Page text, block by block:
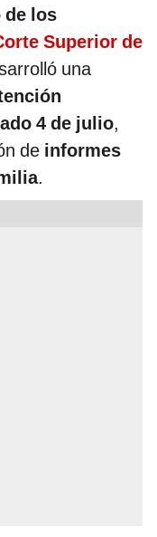
los
Superior de
una
4 de julio,
de informes
.